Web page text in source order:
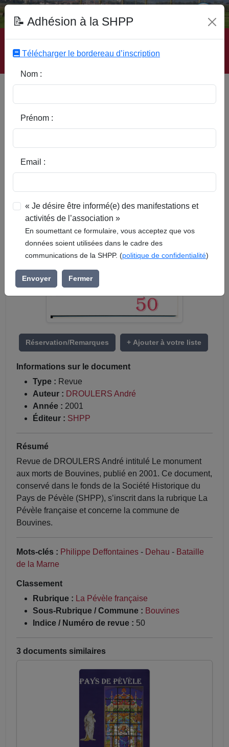
Accueil | Site SHPP | Auteurs | Editeurs | Rubriques |
Sous-Rubriques | Mots-Clefs | Contact
Bouvines
Réservation/Remarques + Ajouter à votre liste
Informations sur le document
Type : Revue
Auteur : DROULERS André
Année : 2001
Éditeur : SHPP
Résumé
Revue de DROULERS André intitulé Le monument
aux morts de Bouvines, publié en 2001. Ce document,
conservé dans le fonds de la Société Historique du
Pays de Pévèle (SHPP), s’inscrit dans la rubrique La
Pévèle française et concerne la commune de
Bouvines.
Mots-clés : Philippe Deffontaines - Dehau - Bataille
de la Marne
Classement
Rubrique : La Pévèle française
Sous-Rubrique / Commune : Bouvines
Indice / Numéro de revue : 50
3 documents similaires
📝 Adhésion à la SHPP
Télécharger le bordereau d’inscription
Nom :
Prénom :
Email :
« Je désire être informé(e) des manifestations et
activités de l’association »
En soumettant ce formulaire, vous acceptez que vos
données soient utilisées dans le cadre des
communications de la SHPP. (politique de confidentialité)
Envoyer Fermer